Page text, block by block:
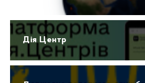
Дія Центр